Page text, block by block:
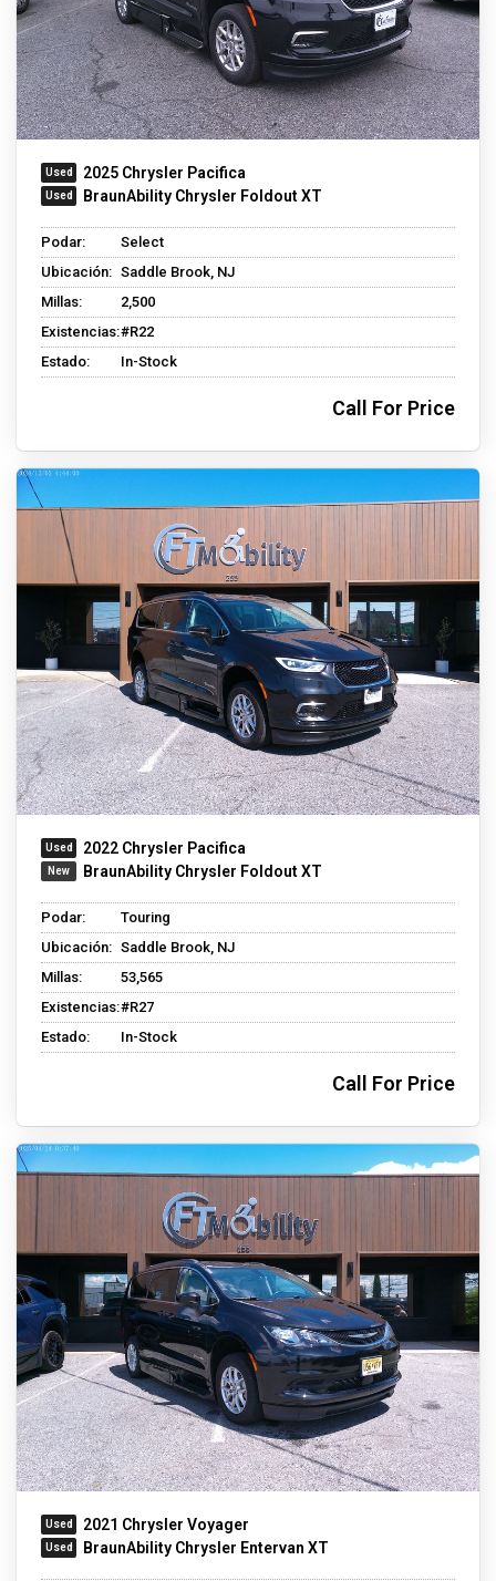
2025 Chrysler Pacifica
BraunAbility Chrysler Foldout XT
Podar:
Select
Ubicación: Saddle Brook, NJ
Millas:
2,500
Existencias:#R22
Estado:
In-Stock
Call For Price
2022 Chrysler Pacifica
BraunAbility Chrysler Foldout XT
Podar:
Touring
Ubicación: Saddle Brook, NJ
Millas:
53,565
Existencias:#R27
Estado:
In-Stock
Call For Price
2021 Chrysler Voyager
BraunAbility Chrysler Entervan XT